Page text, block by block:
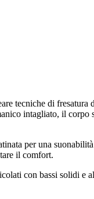
tecniche di
intagliato, il corpo
per una
il comfort.
con bassi solidi e